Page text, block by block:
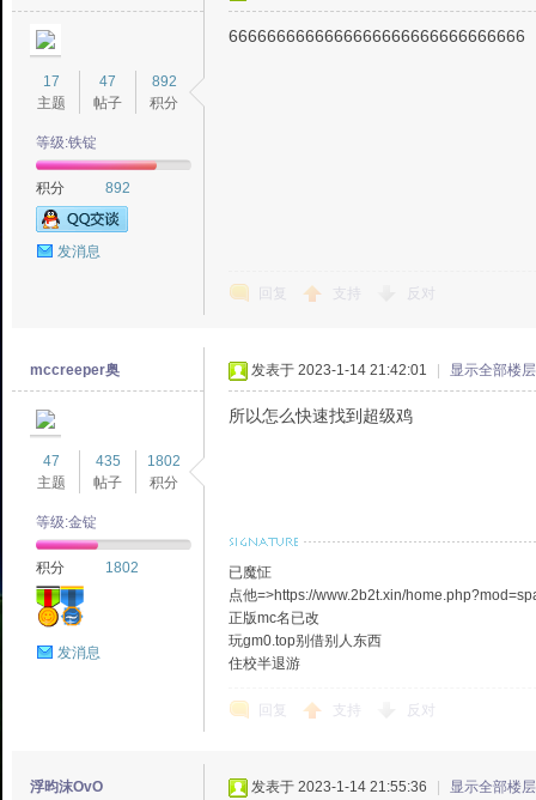
17
主题
47
帖子
892
积分
等级:铁锭
积分 892
发消息
6666666666666666666666666666666
回复 支持 反对
mccreeper奥
47
主题
435
帖子
1802
积分
等级:金锭
积分 1802
发消息
发表于 2023-1-14 21:42:01 显示全部楼层
所以怎么快速找到超级鸡
已魔怔
点他=>https://www.2b2t.xin/
正版mc名已改
玩gm0.top别借别人东西
住校半退游
回复 支持 反对
浮昀沫OvO 发表于 2023-1-14 21:55:36 显示全部楼层